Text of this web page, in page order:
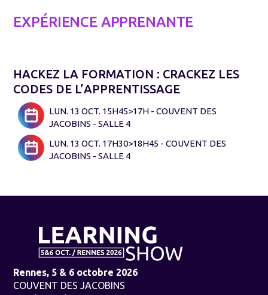
EXPÉRIENCE APPRENANTE
HACKEZ LA FORMATION : CRACKEZ LES
CODES DE L’APPRENTISSAGE
LUN. 13 OCT. 15H45>17H - COUVENT DES
JACOBINS - SALLE 4
LUN. 13 OCT. 17H30>18H45 - COUVENT DES
JACOBINS - SALLE 4
Rennes, 5 & 6 octobre 2026
COUVENT DES JACOBINS